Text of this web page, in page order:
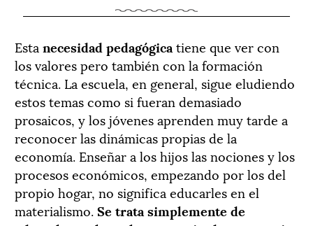
Esta necesidad pedagógica tiene que ver con
los valores pero también con la formación
técnica. La escuela, en general, sigue eludiendo
estos temas como si fueran demasiado
prosaicos, y los jóvenes aprenden muy tarde a
reconocer las dinámicas propias de la
economía. Enseñar a los hijos las nociones y los
procesos económicos, empezando por los del
propio hogar, no significa educarles en el
materialismo.Se trata simplemente de